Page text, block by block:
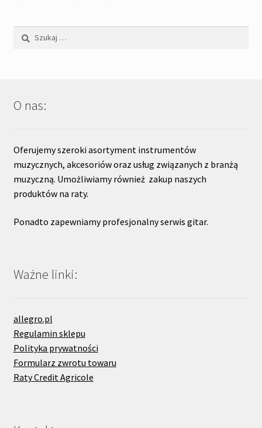
Szukaj:
O nas:
Oferujemy szeroki asortyment instrumentów
muzycznych, akcesoriów oraz usług związanych z branżą
muzyczną. Umożliwiamy również zakup naszych
produktów na raty.
Ponadto zapewniamy profesjonalny serwis gitar.
Ważne linki:
allegro.pl
Regulamin sklepu
Polityka prywatności
Formularz zwrotu towaru
Raty Credit Agricole